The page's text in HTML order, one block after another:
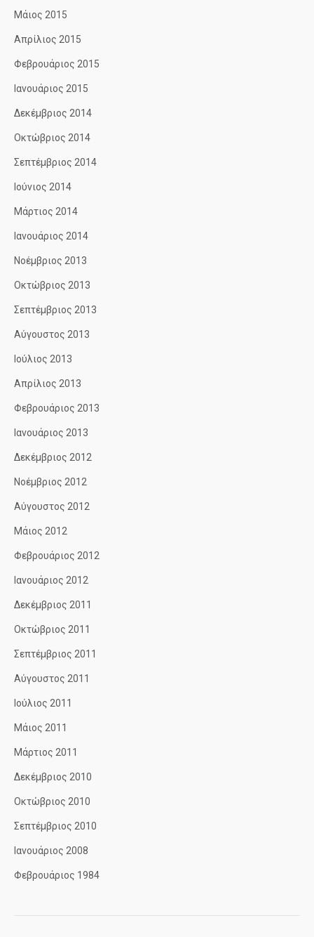
Μάιος 2015
Απρίλιος 2015
Φεβρουάριος 2015
Ιανουάριος 2015
Δεκέμβριος 2014
Οκτώβριος 2014
Σεπτέμβριος 2014
Ιούνιος 2014
Μάρτιος 2014
Ιανουάριος 2014
Νοέμβριος 2013
Οκτώβριος 2013
Σεπτέμβριος 2013
Αύγουστος 2013
Ιούλιος 2013
Απρίλιος 2013
Φεβρουάριος 2013
Ιανουάριος 2013
Δεκέμβριος 2012
Νοέμβριος 2012
Αύγουστος 2012
Μάιος 2012
Φεβρουάριος 2012
Ιανουάριος 2012
Δεκέμβριος 2011
Οκτώβριος 2011
Σεπτέμβριος 2011
Αύγουστος 2011
Ιούλιος 2011
Μάιος 2011
Μάρτιος 2011
Δεκέμβριος 2010
Οκτώβριος 2010
Σεπτέμβριος 2010
Ιανουάριος 2008
Φεβρουάριος 1984